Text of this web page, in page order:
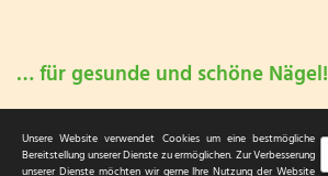
… für gesunde und schöne Nägel!
Unsere Website verwendet Cookies um eine bestmögliche
Bereitstellung unserer Dienste zu ermöglichen. Zur Verbesserung
unserer Dienste möchten wir gerne Ihre Nutzung der Website